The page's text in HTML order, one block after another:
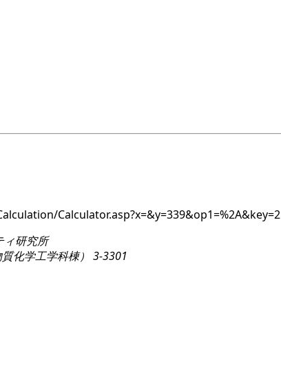
Calculator.asp?x=&y=339&op1=%2A&key=2
ィ研究所
化学工学科棟） 3-3301